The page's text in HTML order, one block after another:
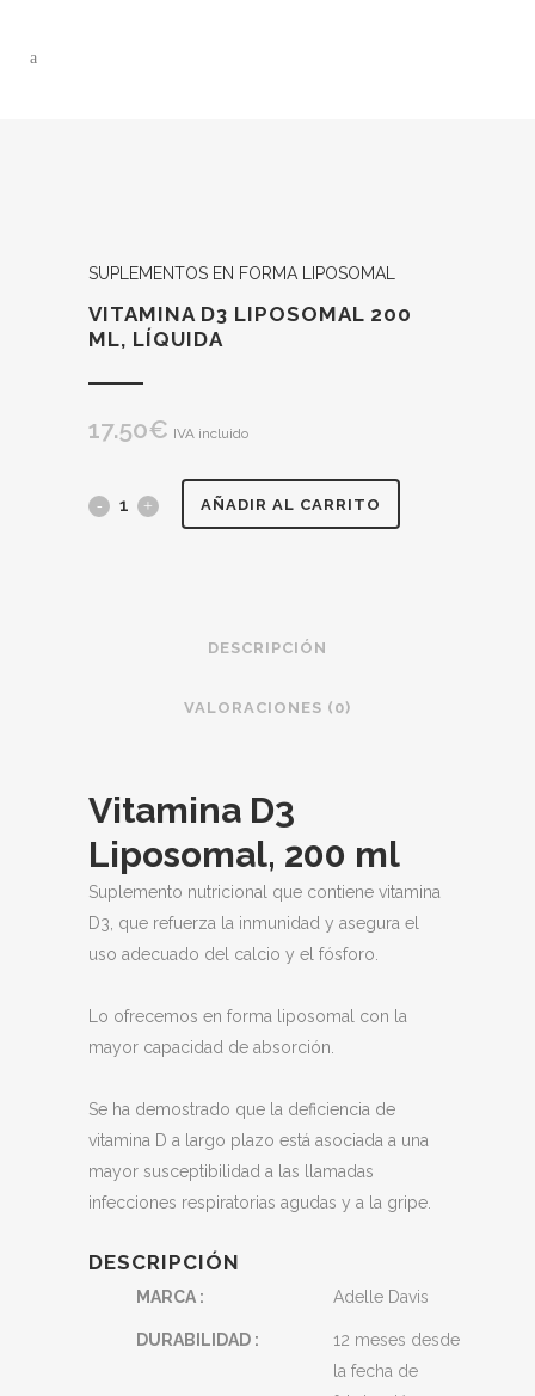
SUPLEMENTOS EN FORMA LIPOSOMAL
VITAMINA D3 LIPOSOMAL 200
ML, LÍQUIDA
17.50€ IVA incluido
VITAMINA AÑADIR AL CARRITO
DESCRIPCIÓN
VALORACIONES (0)
Vitamina D3
Liposomal, 200 ml
Suplemento nutricional que contiene vitamina
D3, que refuerza la inmunidad y asegura el
uso adecuado del calcio y el fósforo.
Lo ofrecemos en forma liposomal con la
mayor capacidad de absorción.
Se ha demostrado que la deficiencia de
vitamina D a largo plazo está asociada a una
mayor susceptibilidad a las llamadas
infecciones respiratorias agudas y a la gripe.
DESCRIPCIÓN
MARCA : Adelle Davis
DURABILIDAD :
12 meses desde
la fecha de